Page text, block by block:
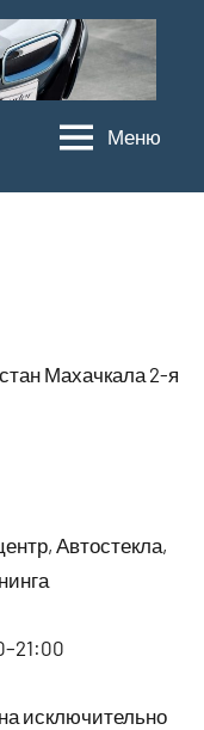
Меню
Махачкала 2-я
Автостекла,
исключительно